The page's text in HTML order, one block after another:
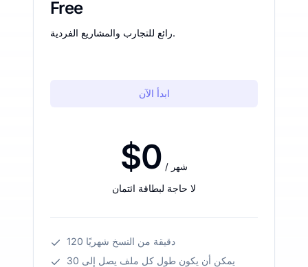
Free
رائع للتجارب والمشاريع الفردية.
ابدأ الآن
$0 / شهر
لا حاجة لبطاقة ائتمان
120 دقيقة من النسخ شهريًا
يمكن أن يكون طول كل ملف يصل إلى 30